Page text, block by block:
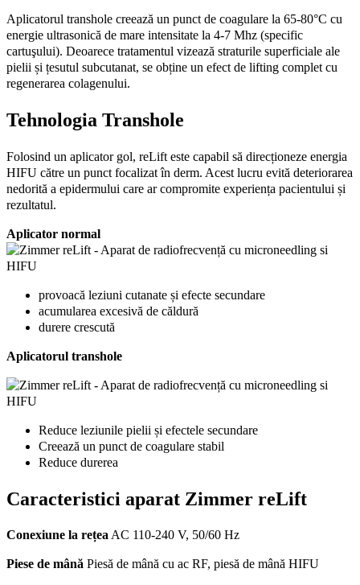
Aplicatorul transhole creează un punct de coagulare la 65-80°C cu
energie ultrasonică de mare intensitate la 4-7 Mhz (specific
cartuşului). Deoarece tratamentul vizează straturile superficiale ale
pielii și țesutul subcutanat, se obține un efect de lifting complet cu
regenerarea colagenului.
Tehnologia Transhole
Folosind un aplicator gol, reLift este capabil să direcționeze energia
HIFU către un punct focalizat în derm. Acest lucru evită deteriorarea
nedorită a epidermului care ar compromite experiența pacientului și
rezultatul.
Aplicator normal
provoacă leziuni cutanate și efecte secundare
acumularea excesivă de căldură
durere crescută
Aplicatorul transhole
Reduce leziunile pielii și efectele secundare
Creează un punct de coagulare stabil
Reduce durerea
Caracteristici aparat Zimmer reLift
Conexiune la rețeaAC 110-240 V, 50/60 Hz
Piese de mână Piesă de mână cu ac RF, piesă de mână HIFU